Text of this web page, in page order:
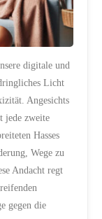
digitale und
Licht
Angesichts
jede zweite
Hasses
Wege zu
Andacht regt
gegen die